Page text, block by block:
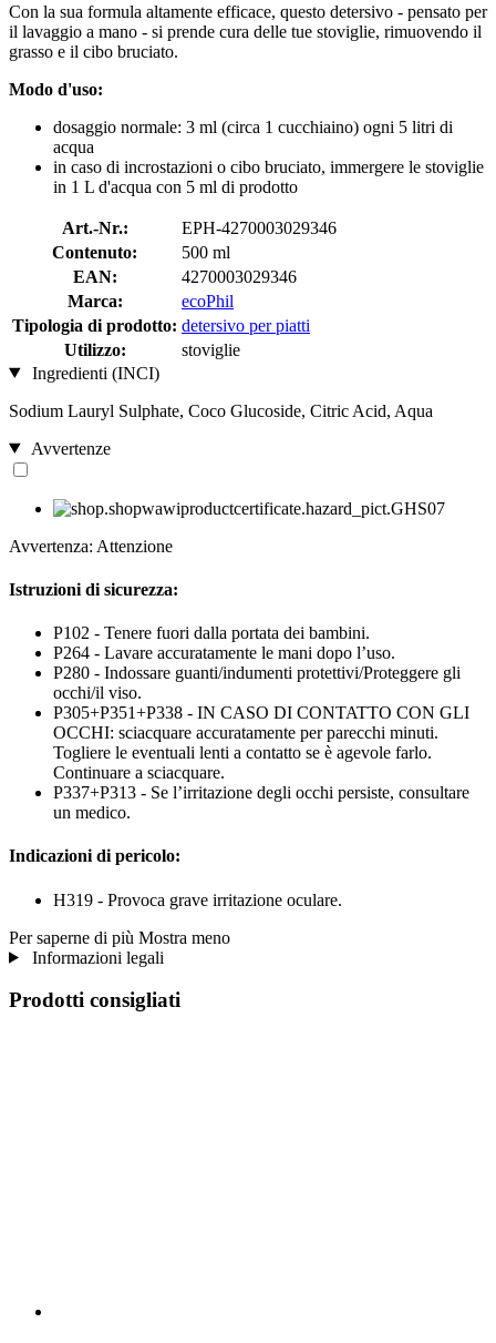
Con la sua formula altamente efficace, questo detersivo - pensato per
il lavaggio a mano - si prende cura delle tue stoviglie, rimuovendo il
grasso e il cibo bruciato.
Modo d'uso:
dosaggio normale: 3 ml (circa 1 cucchiaino) ogni 5 litri di
acqua
in caso di incrostazioni o cibo bruciato, immergere le stoviglie
in 1 L d'acqua con 5 ml di prodotto
Art.-Nr.:
EPH-4270003029346
Contenuto:
500 ml
EAN:
4270003029346
Marca:
ecoPhil
Tipologia di prodotto: detersivo per piatti
Utilizzo:
stoviglie
Ingredienti (INCI)
Sodium Lauryl Sulphate, Coco Glucoside, Citric Acid, Aqua
Avvertenze
Avvertenza: Attenzione
Istruzioni di sicurezza:
P102 - Tenere fuori dalla portata dei bambini.
P264 - Lavare accuratamente le mani dopo l’uso.
P280 - Indossare guanti/indumenti protettivi/Proteggere gli
occhi/il viso.
P305+P351+P338 - IN CASO DI CONTATTO CON GLI
OCCHI: sciacquare accuratamente per parecchi minuti.
Togliere le eventuali lenti a contatto se è agevole farlo.
Continuare a sciacquare.
P337+P313 - Se l’irritazione degli occhi persiste, consultare
un medico.
Indicazioni di pericolo:
H319 - Provoca grave irritazione oculare.
Per saperne di più Mostra meno
Informazioni legali
Prodotti consigliati